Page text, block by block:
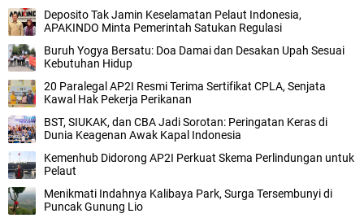
Deposito Tak Jamin Keselamatan Pelaut Indonesia,
APAKINDO Minta Pemerintah Satukan Regulasi
Buruh Yogya Bersatu: Doa Damai dan Desakan Upah Sesuai
Kebutuhan Hidup
20 Paralegal AP2I Resmi Terima Sertifikat CPLA, Senjata
Kawal Hak Pekerja Perikanan
BST, SIUKAK, dan CBA Jadi Sorotan: Peringatan Keras di
Dunia Keagenan Awak Kapal Indonesia
Kemenhub Didorong AP2I Perkuat Skema Perlindungan untuk
Pelaut
Menikmati Indahnya Kalibaya Park, Surga Tersembunyi di
Puncak Gunung Lio